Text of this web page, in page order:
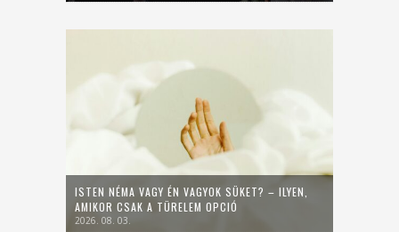
ISTEN NÉMA VAGY ÉN VAGYOK SÜKET? – ILYEN,
AMIKOR CSAK A TÜRELEM OPCIÓ
2026. 08. 03.